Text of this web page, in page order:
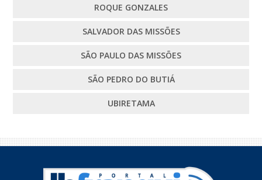
ROQUE GONZALES
SALVADOR DAS MISSÕES
SÃO PAULO DAS MISSÕES
SÃO PEDRO DO BUTIÁ
UBIRETAMA